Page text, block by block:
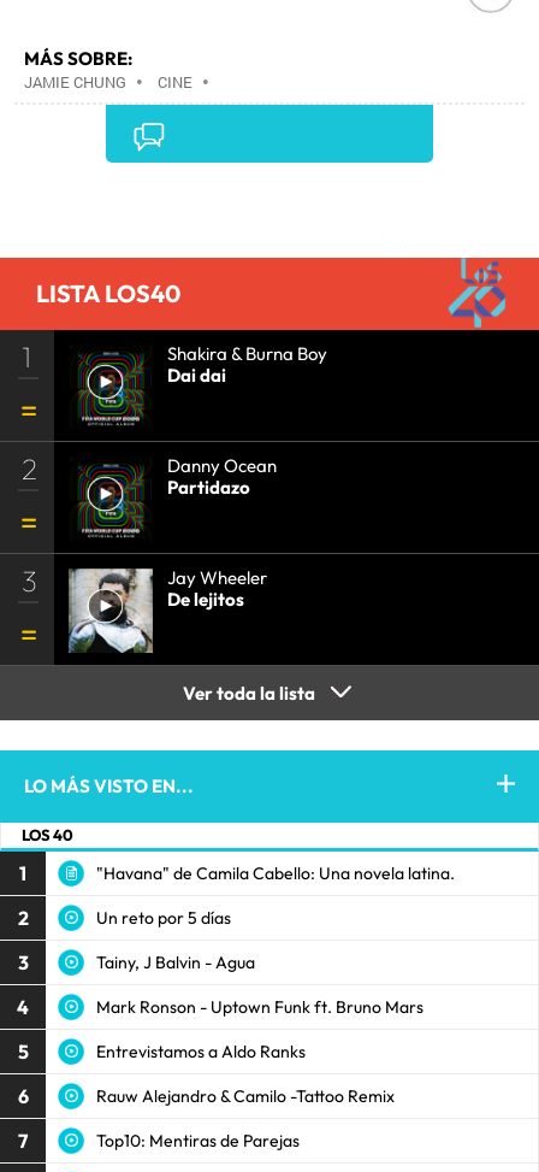
MÁS SOBRE:
JAMIE CHUNG • CINE •
LISTA LOS40
1
Shakira & Burna Boy
Dai dai
2
Danny Ocean
Partidazo
3
Jay Wheeler
De lejitos
Ver toda la lista
LO MÁS VISTO EN...
LOS 40
1 "Havana" de Camila Cabello: Una novela latina.
2 Un reto por 5 días
3 Tainy, J Balvin - Agua
4 Mark Ronson - Uptown Funk ft. Bruno Mars
5 Entrevistamos a Aldo Ranks
6 Rauw Alejandro & Camilo -Tattoo Remix
7 Top10: Mentiras de Parejas